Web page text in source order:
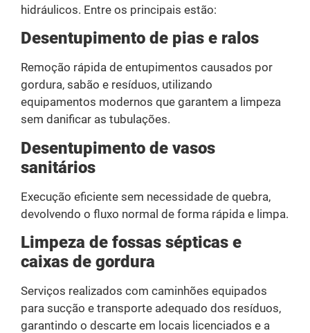
hidráulicos. Entre os principais estão:
Desentupimento de pias e ralos
Remoção rápida de entupimentos causados por
gordura, sabão e resíduos, utilizando
equipamentos modernos que garantem a limpeza
sem danificar as tubulações.
Desentupimento de vasos
sanitários
Execução eficiente sem necessidade de quebra,
devolvendo o fluxo normal de forma rápida e limpa.
Limpeza de fossas sépticas e
caixas de gordura
Serviços realizados com caminhões equipados
para sucção e transporte adequado dos resíduos,
garantindo o descarte em locais licenciados e a